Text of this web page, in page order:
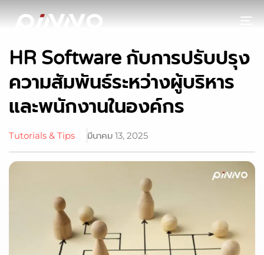
HR Software กับการปรับปรุง
ความสัมพันธ์ระหว่างผู้บริหาร
และพนักงานในองค์กร
Tutorials & Tips มีนาคม 13, 2025